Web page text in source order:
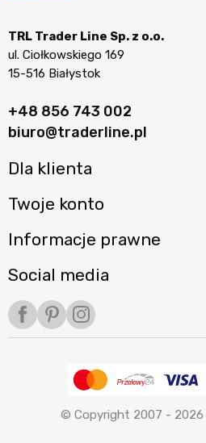
TRL Trader Line Sp. z o.o.
ul. Ciołkowskiego 169
15-516 Białystok
+48 856 743 002
biuro@traderline.pl
Dla klienta
Twoje konto
Informacje prawne
Social media
Facebook
PinterestInstagram
© Copyright 2007 - 2026 |